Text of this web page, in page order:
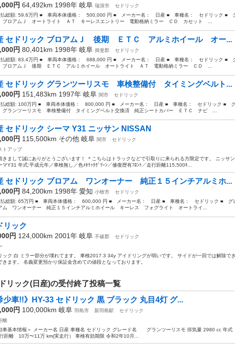
円 64,492km 1998年 岐阜 瑞浪市
セドリック
総額: 59.6万円 ■ 車両本体価格： 500,000 円 ■ メーカー名： 日産 ■ 車種名： セドリック ■
ロアムＪ オートライト ＡＴ キーレスエントリー 電動格納ミラー ＣＤ カセット ...
セドリック ブロアムＪ 後期 ＥＴＣ アルミホイール オー...
円 80,401km 1998年 岐阜 揖斐郡
セドリック
総額: 83.4万円 ■ 車両本体価格： 688,000 円 ■ メーカー名： 日産 ■ 車種名： セドリック ■
ロアムＪ 後期 ＥＴＣ アルミホイール オートライト ＡＴ 電動格納ミラー ＣＤ ...
セドリック グランツーリスモ 車検整備付 タイミングベルト...
円 151,483km 1997年 岐阜 関市
セドリック
総額: 100万円 ■ 車両本体価格： 800,000 円 ■ メーカー名： 日産 ■ 車種名： セドリック ■ グ
ランツーリスモ 車検整備付 タイミングベルト交換済 純正シートカバー ＥＴＣ ナビ ...
セドリック シーマ Y31 ニッサン NISSAN
円 115,500km その他 岐阜 関市
セドリック
トアップ
きまして誠にありがとうございます！ ＊こちらはトラックなどで引取りに来られる方限定です。 ニッサ
マY31 年式:平成元年／車検無し／色ﾒﾀﾘｯｸｸﾞﾘｰﾝ／修復歴有ﾌﾛﾝﾄ／走行距離115,500ｷ...
セドリック ブロアム ワンオーナー 純正１５インチアルミホ...
円 84,200km 1998年 愛知 小牧市
セドリック
総額: 65万円 ■ 車両本体価格： 600,000 円 ■ メーカー名： 日産 ■ 車種名： セドリック ■ グ
ム ワンオーナー 純正１５インチアルミホイール キーレス フォグライト オートライ...
リック
円 124,000km 2001年 岐阜 不破郡
セドリック
ック 白 ミラー部分が壊れてます。 車検2017.3 34y アイドリングが弱いです。 サイドが一回では解除で
きます。 名義変更預かり保証金含めての値段となっております。
リック(日産)の受付終了投稿一覧
少車!!》HY-33 セドリック 黒 ブラック 丸目4灯 グ...
円 100,000km 岐阜 羽島市 新羽島駅
セドリック
離
車基本情報＞ メーカー名 日産 車種名 セドリック グレード名 グランツーリスモ 排気量 2980 cc 年
距離 10万〜11万 km(実走行） 車検有効期限 令和2年10月...